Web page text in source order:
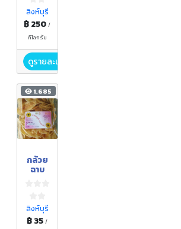
สิงห์บุรี
฿ 250/
กิโลกรัม
ดูรายละเอียด
1,685
กล้วย
ฉาบ
สิงห์บุรี
฿ 35/